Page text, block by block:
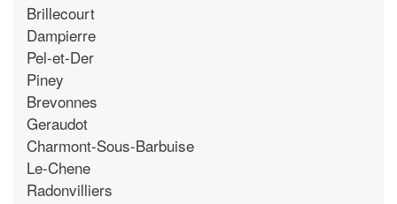
Brillecourt
Dampierre
Pel-et-Der
Piney
Brevonnes
Geraudot
Charmont-Sous-Barbuise
Le-Chene
Radonvilliers